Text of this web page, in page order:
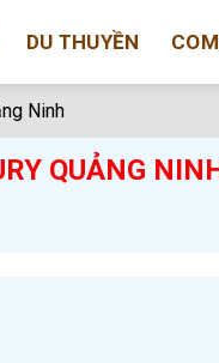
DU THUYỀN
Ninh
QUẢNG